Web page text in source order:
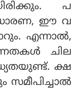
പ
ധാരണ, ഈ വ
എന്നാല്‍,
ചില
ക്ഷ